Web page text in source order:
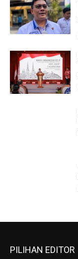
PILIHAN EDITOR